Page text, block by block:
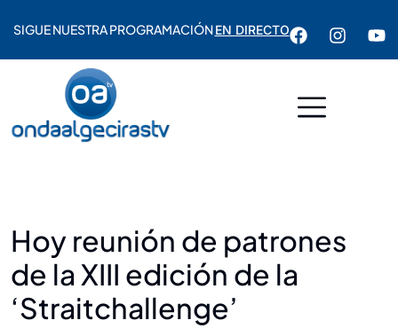
SIGUE NUESTRA PROGRAMACIÓNEN DIRECTO
Hoy reunión de patrones
de la XIII edición de la
‘Straitchallenge’